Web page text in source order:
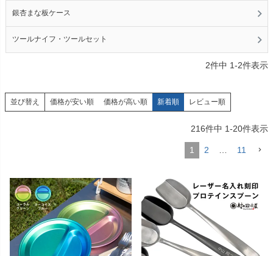
銀杏まな板ケース
ツールナイフ・ツールセット
2件中 1-2件表示
並び替え 価格が安い順 価格が高い順 新着順 レビュー順
216件中 1-20件表示
1 2 11